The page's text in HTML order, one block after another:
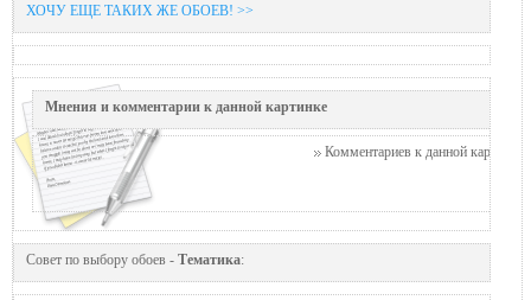
ХОЧУ ЕЩЕ ТАКИХ ЖЕ ОБОЕВ! >>
Мнения и комментарии к данной картинке
Комментариев к данной картинке
Совет по выбору обоев - Тематика: